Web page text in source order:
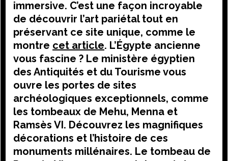
immersive. C’est une façon incroyable
de découvrir l’art pariétal tout en
préservant ce site unique, comme le
montre cet article. L’Égypte ancienne
vous fascine ? Le ministère égyptien
des Antiquités et du Tourisme vous
ouvre les portes de sites
archéologiques exceptionnels, comme
les tombeaux de Mehu, Menna et
Ramsès VI. Découvrez les magnifiques
décorations et l’histoire de ces
monuments millénaires. Le tombeau de